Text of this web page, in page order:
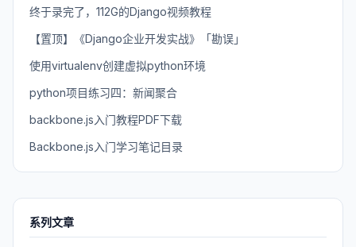
终于录完了，112G的Django视频教程
【置顶】《Django企业开发实战》「勘误」
使用virtualenv创建虚拟python环境
python项目练习四：新闻聚合
backbone.js入门教程PDF下载
Backbone.js入门学习笔记目录
系列文章